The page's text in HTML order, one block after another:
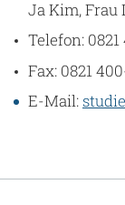
Ja Kim, Frau
Telefon:
Fax: 0821
E-Mail: